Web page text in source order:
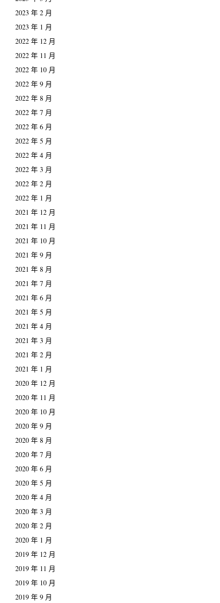
2023 年 2 月
2023 年 1 月
2022 年 12 月
2022 年 11 月
2022 年 10 月
2022 年 9 月
2022 年 8 月
2022 年 7 月
2022 年 6 月
2022 年 5 月
2022 年 4 月
2022 年 3 月
2022 年 2 月
2022 年 1 月
2021 年 12 月
2021 年 11 月
2021 年 10 月
2021 年 9 月
2021 年 8 月
2021 年 7 月
2021 年 6 月
2021 年 5 月
2021 年 4 月
2021 年 3 月
2021 年 2 月
2021 年 1 月
2020 年 12 月
2020 年 11 月
2020 年 10 月
2020 年 9 月
2020 年 8 月
2020 年 7 月
2020 年 6 月
2020 年 5 月
2020 年 4 月
2020 年 3 月
2020 年 2 月
2020 年 1 月
2019 年 12 月
2019 年 11 月
2019 年 10 月
2019 年 9 月